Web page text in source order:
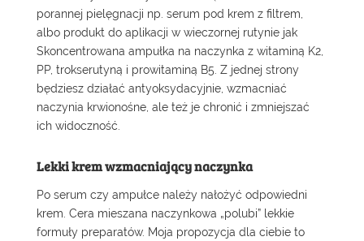
porannej pielęgnacji np. serum pod krem z filtrem,
albo produkt do aplikacji w wieczornej rutynie jak
Skoncentrowana ampułka na naczynka z witaminą K2,
PP, trokserutyną i prowitaminą B5. Z jednej strony
będziesz działać antyoksydacyjnie, wzmacniać
naczynia krwionośne, ale też je chronić i zmniejszać
ich widoczność.
Lekki krem wzmacniający naczynka
Po serum czy ampułce należy nałożyć odpowiedni
krem. Cera mieszana naczynkowa „polubi” lekkie
formuły preparatów. Moja propozycja dla ciebie to